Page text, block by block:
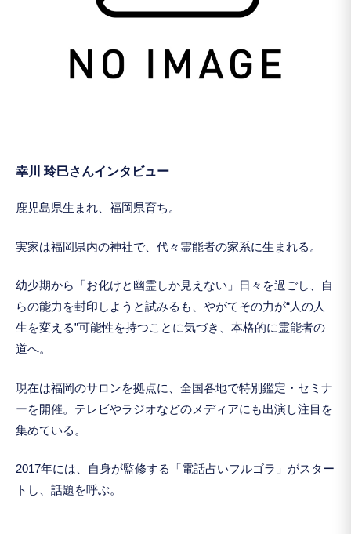
幸川 玲巳さんインタビュー
鹿児島県生まれ、福岡県育ち。
実家は福岡県内の神社で、代々霊能者の家系に生まれる。
幼少期から「お化けと幽霊しか見えない」日々を過ごし、自
らの能力を封印しようと試みるも、やがてその力が“人の人
生を変える”可能性を持つことに気づき、本格的に霊能者の
道へ。
現在は福岡のサロンを拠点に、全国各地で特別鑑定・セミナ
ーを開催。テレビやラジオなどのメディアにも出演し注目を
集めている。
2017年には、自身が監修する「電話占いフルゴラ」がスター
トし、話題を呼ぶ。